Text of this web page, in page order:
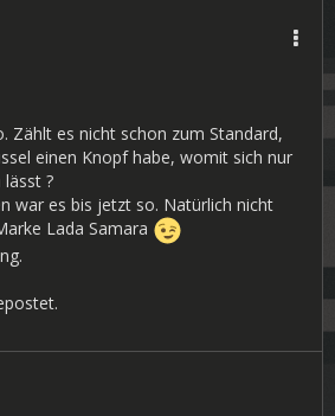
Zählt es nicht schon zum Standard,
einen Knopf habe, womit sich nur
?
war es bis jetzt so. Natürlich nicht
Lada Samara